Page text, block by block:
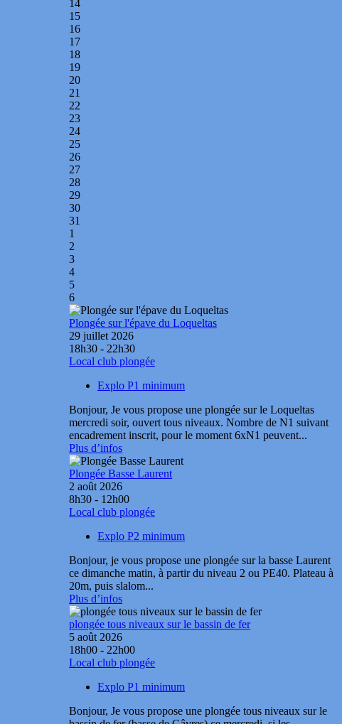
14
15
16
17
18
19
20
21
22
23
24
25
26
27
28
29
30
31
1
2
3
4
5
6
Plongée sur l'épave du Loqueltas
29 juillet 2026
18h30 - 22h30
Local club plongée
Explo P1 minimum
Bonjour, Je vous propose une plongée sur le Loqueltas
mercredi soir, ouvert tous niveaux. Nombre de N1 suivant
encadrement inscrit, pour le moment 6xN1 peuvent...
Plus d’infos
Plongée Basse Laurent
2 août 2026
8h30 - 12h00
Local club plongée
Explo P2 minimum
Bonjour, je vous propose une plongée sur la basse Laurent
ce dimanche matin, à partir du niveau 2 ou PE40. Plateau à
20m, puis slalom...
Plus d’infos
plongée tous niveaux sur le bassin de fer
5 août 2026
18h00 - 22h00
Local club plongée
Explo P1 minimum
Bonjour, Je vous propose une plongée tous niveaux sur le